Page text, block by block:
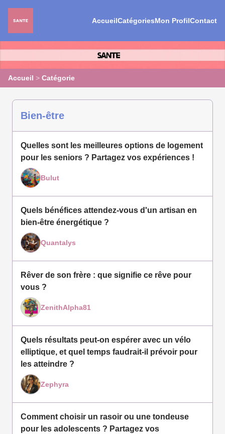
AccueilCatégoriesMon ProfilContact
Accueil > Catégorie
Bien-être
Quelles sont les meilleures options de logement
pour les seniors ? Partagez vos expériences !
Bulut
Quels bénéfices attendez-vous d'un artisan en
bien-être énergétique ?
Quantalys
Rêver de son frère : que signifie ce rêve pour
vous ?
ZenithAlpha81
Quels résultats peut-on espérer avec un vélo
elliptique, et quel temps faudrait-il prévoir pour
les atteindre ?
Zephyra
Comment choisir un rasoir ou une tondeuse
pour les adolescents ? Partagez vos